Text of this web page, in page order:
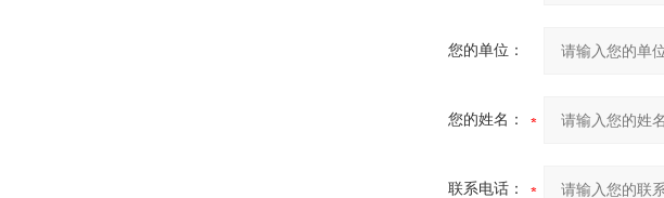
您的单位：
您的姓名：
联系电话：